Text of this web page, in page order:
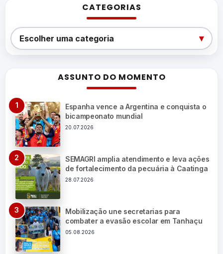
CATEGORIAS
Categorias
Escolher uma categoria ▾
ASSUNTO DO MOMENTO
Espanha vence a Argentina e conquista o
bicampeonato mundial
20.07.2026
SEMAGRI amplia atendimento e leva ações
de fortalecimento da pecuária à Caatinga
28.07.2026
Mobilização une secretarias para
combater a evasão escolar em Tanhaçu
05.08.2026